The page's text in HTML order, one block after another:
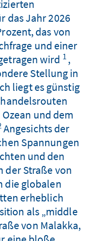
das Jahr 2026
das von
und einer
wird 1,
Stellung in
liegt es günstig
und dem
Angesichts der
Spannungen
und den
Straße von
die globalen
erheblich
als „middle
von Malakka,